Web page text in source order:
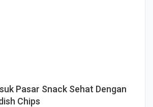
Pasar Snack Sehat Dengan
Chips